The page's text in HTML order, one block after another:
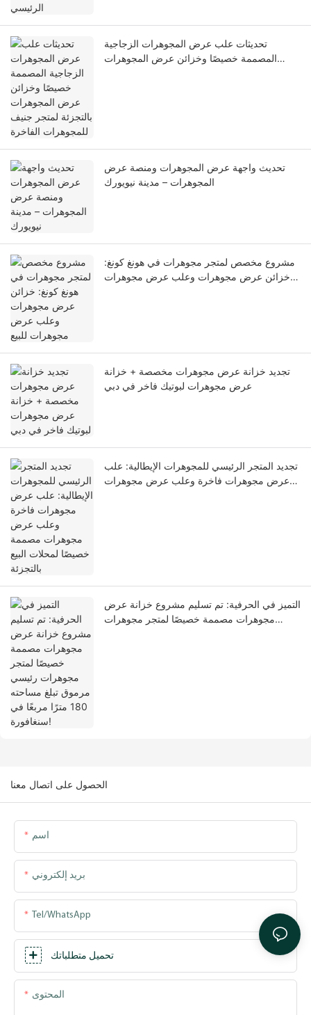
تحديثات علب عرض المجوهرات الزجاجية
المصممة خصيصًا وخزائن عرض المجوهرات
تحديث واجهة عرض المجوهرات ومنصة عرض
المجوهرات – مدينة نيويورك
مشروع مخصص لمتجر مجوهرات في هونغ كونغ:
خزائن عرض مجوهرات وعلب عرض مجوهرات
تجديد خزانة عرض مجوهرات مخصصة + خزانة
عرض مجوهرات لبوتيك فاخر في دبي
تجديد المتجر الرئيسي للمجوهرات الإيطالية: علب
عرض مجوهرات فاخرة وعلب عرض مجوهرات
التميز في الحرفية: تم تسليم مشروع خزانة عرض
مجوهرات مصممة خصيصًا لمتجر مجوهرات
الحصول على اتصال معنا
اسم
بريد إلكتروني
Tel/WhatsApp
تحميل متطلباتك
المحتوى